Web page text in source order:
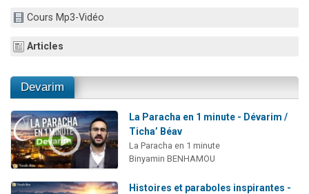
Cours Mp3-Vidéo
Articles
Devarim
La Paracha en 1 minute - Dévarim /
Ticha’ Béav
La Paracha en 1 minute
Binyamin BENHAMOU
Histoires et paraboles inspirantes -